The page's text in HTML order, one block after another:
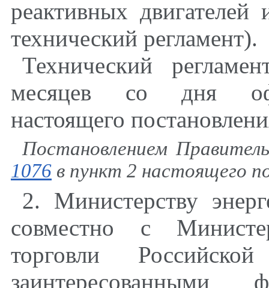
реактивных
технический регламент).
Технический
месяцев со дня
настоящего
Постановлением
1076 в пункт 2 настоящего
2. Министерству
совместно с
торговли
заинтересованными